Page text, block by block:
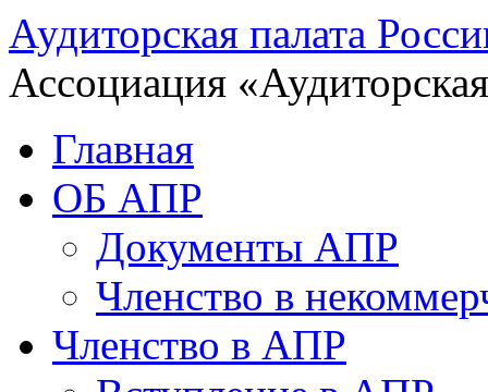
Аудиторская палата
Ассоциация
Главная
ОБ АПР
Документы АПР
Членство в
Членство в АПР